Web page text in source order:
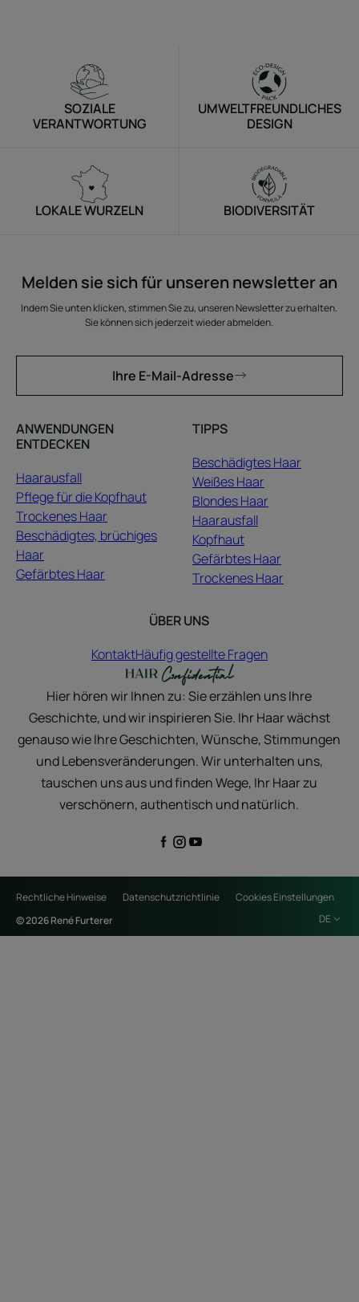
SOZIALE
VERANTWORTUNG
UMWELTFREUNDLICHES
DESIGN
LOKALE WURZELN BIODIVERSITÄT
Melden sie sich für unseren newsletter an
Indem Sie unten klicken, stimmen Sie zu, unseren Newsletter zu erhalten.
Sie können sich jederzeit wieder abmelden.
Ihre E-Mail-Adresse
ANWENDUNGEN
ENTDECKEN
Haarausfall
Pflege für die Kopfhaut
Trockenes Haar
Beschädigtes, brüchiges
Haar
Gefärbtes Haar
TIPPS
Beschädigtes Haar
Weißes Haar
Blondes Haar
Haarausfall
Kopfhaut
Gefärbtes Haar
Trockenes Haar
ÜBER UNS
KontaktHäufig gestellte Fragen
Hier hören wir Ihnen zu: Sie erzählen uns Ihre
Geschichte, und wir inspirieren Sie. Ihr Haar wächst
genauso wie Ihre Geschichten, Wünsche, Stimmungen
und Lebensveränderungen. Wir unterhalten uns,
tauschen uns aus und finden Wege, Ihr Haar zu
verschönern, authentisch und natürlich.
Rechtliche Hinweise Datenschutzrichtlinie
Cookies Einstellungen
© 2026 René Furterer
DE